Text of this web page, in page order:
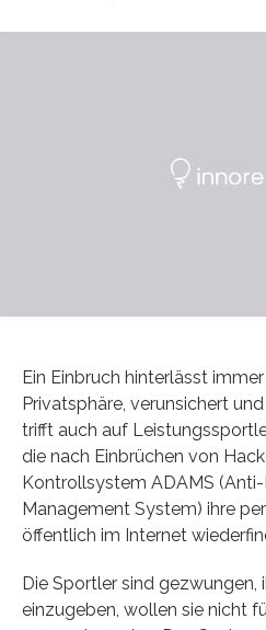
Ein Einbruch hinterlässt
Privatsphäre, verunsichert
trifft auch auf
die nach Einbrüchen von
Kontrollsystem ADAMS
Management System) ihre
öffentlich im Internet
Die Sportler sind gezwungen,
einzugeben, wollen sie nicht